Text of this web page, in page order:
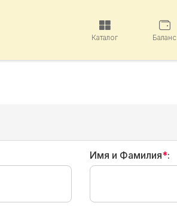
Каталог Баланс
Имя и Фамилия*: